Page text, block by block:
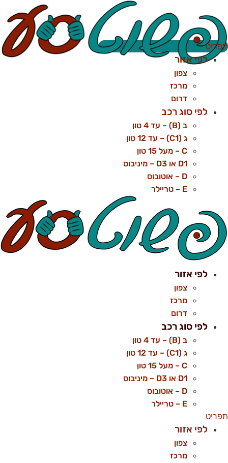
לפי אזור
צפון
מרכז
דרום
לפי סוג רכב
ב (B) – עד 4 טון
ג (C1) – עד 12 טון
C – מעל 15 טון
D1 או D3 – מיניבוס
D – אוטובוס
E – טריילר
לפי אזור
צפון
מרכז
דרום
לפי סוג רכב
ב (B) – עד 4 טון
ג (C1) – עד 12 טון
C – מעל 15 טון
D1 או D3 – מיניבוס
D – אוטובוס
E – טריילר
לפי אזור
צפון
מרכז